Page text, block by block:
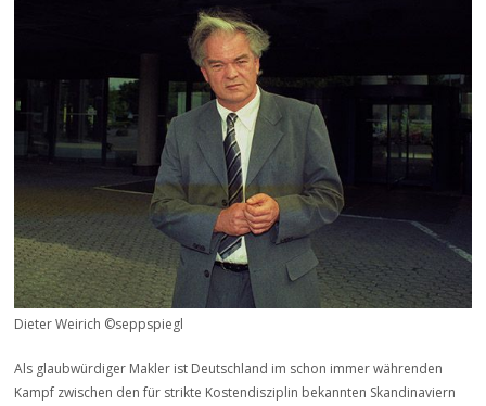
Dieter Weirich ©seppspiegl
Als glaubwürdiger Makler ist Deutschland im schon immer währenden
Kampf zwischen den für strikte Kostendisziplin bekannten Skandinaviern